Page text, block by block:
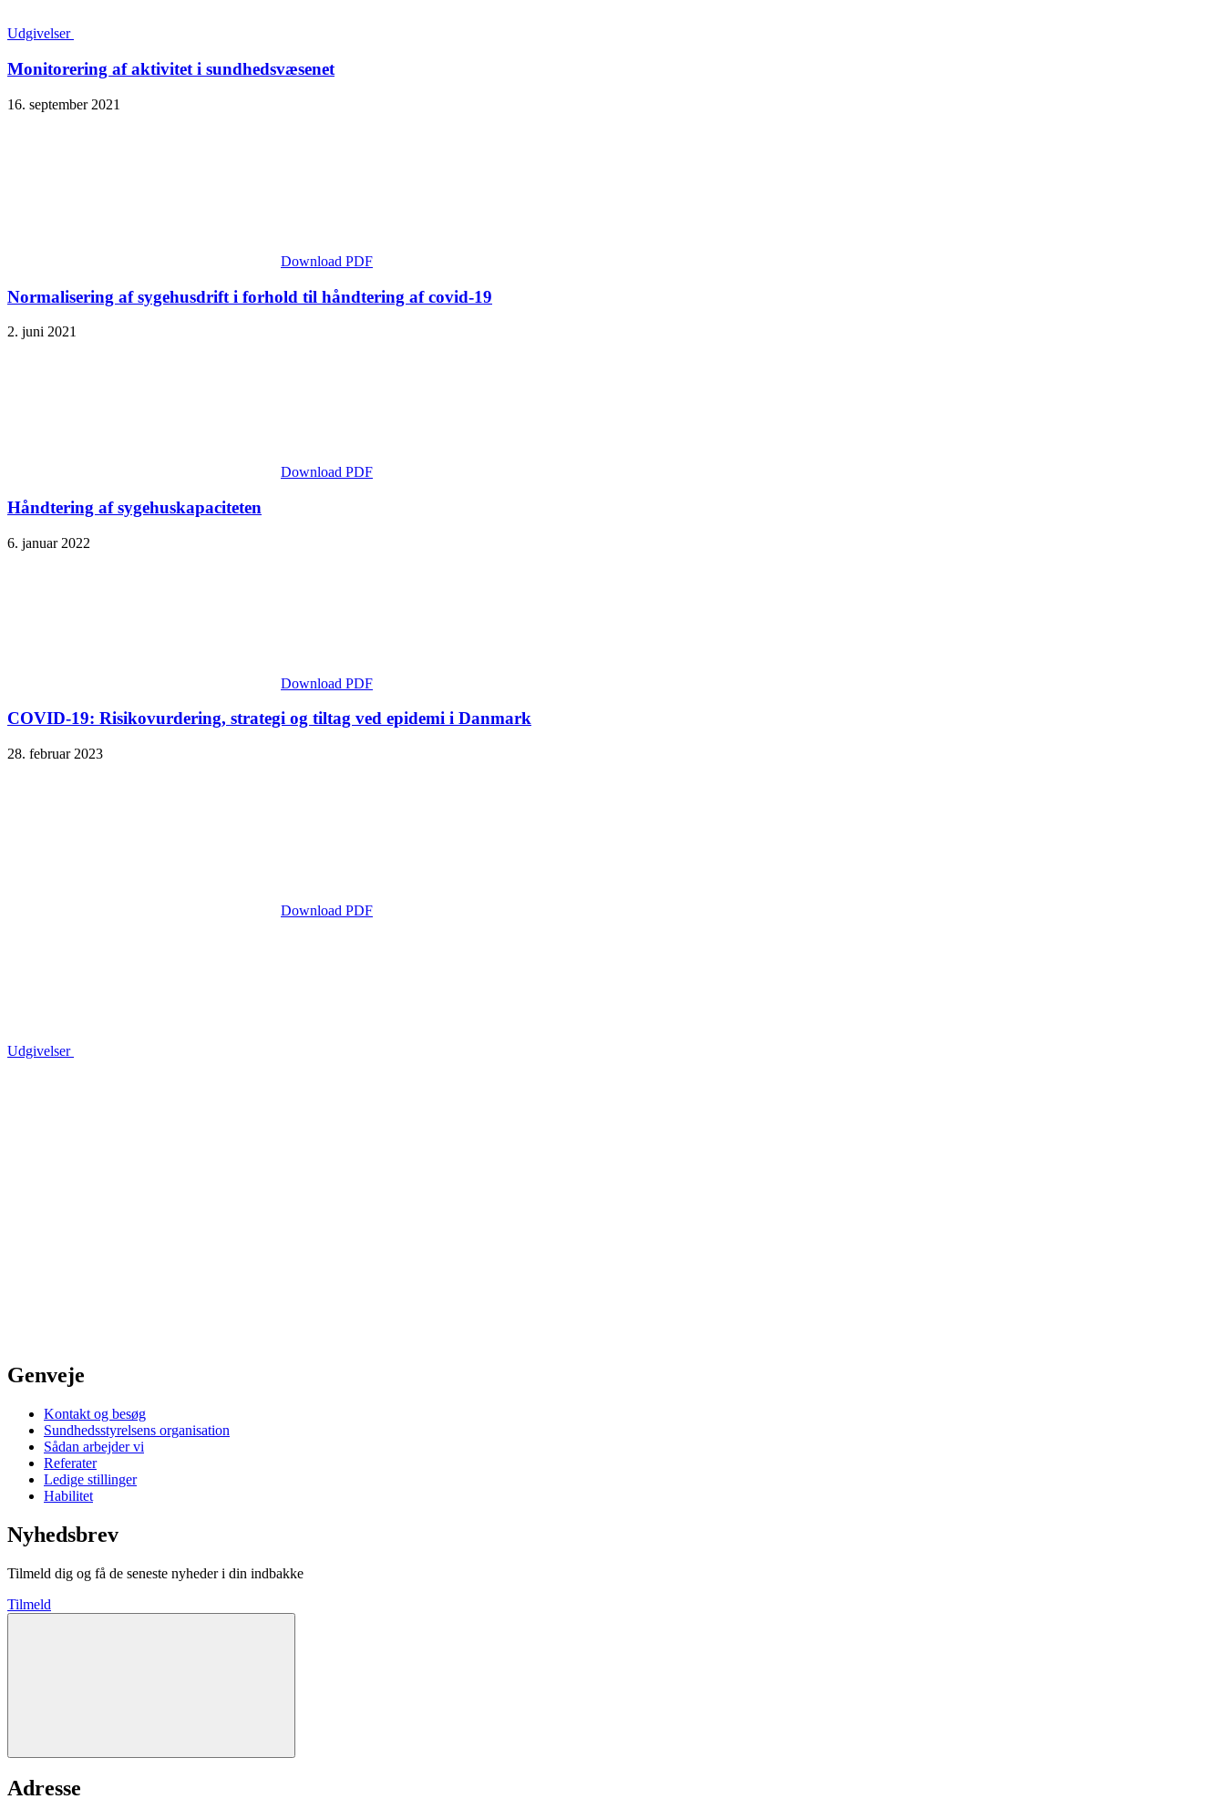
Udgivelser
Monitorering af aktivitet i sundheds­væsenet
16. september 2021
Download PDF
Normalisering af sygehusdrift i forhold til håndtering af covid-19
2. juni 2021
Download PDF
Håndtering af sygehuskapaciteten
6. januar 2022
Download PDF
COVID-19: Risikovurdering, strategi og tiltag ved epidemi i Danmark
28. februar 2023
Download PDF
Udgivelser
Genveje
Kontakt og besøg
Sundhedsstyrelsens organisation
Sådan arbejder vi
Referater
Ledige stillinger
Habilitet
Nyhedsbrev
Tilmeld dig og få de seneste nyheder i din indbakke
Tilmeld
Adresse